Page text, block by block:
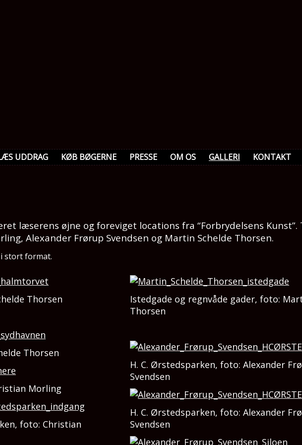
UDDRAG KØB BØGERNE PRESSE OM OS GALLERI KONTAKT
læserens øjne og foreviget locations fra “Forbrydelsens Kunst”.
Alexander Frørup Svendsen og Martin Schelde Thorsen.
stort format.
Thorsen
Thorsen
Morling
foto: Christian
Istedgade og regnvåde gader, foto:
Thorsen
H. C. Ørstedsparken, foto: Alexander
Svendsen
H. C. Ørstedsparken, foto: Alexander
Svendsen